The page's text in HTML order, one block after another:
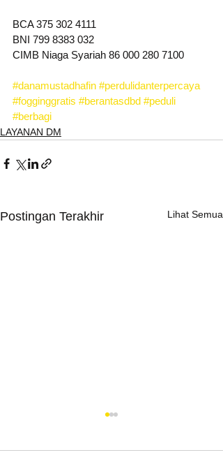
BCA 375 302 4111
BNI 799 8383 032
CIMB Niaga Syariah 86 000 280 7100
#danamustadhafin #perdulidanterpercaya
#fogginggratis #berantasdbd #peduli
#berbagi
LAYANAN DM
Postingan Terakhir Lihat Semua